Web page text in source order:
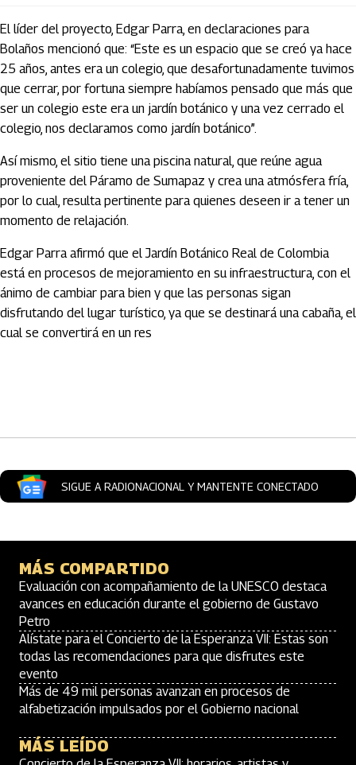
El líder del proyecto, Edgar Parra, en declaraciones para
Bolaños mencionó que: “Este es un espacio que se creó ya hace
25 años, antes era un colegio, que desafortunadamente tuvimos
que cerrar, por fortuna siempre habíamos pensado que más que
ser un colegio este era un jardín botánico y una vez cerrado el
colegio, nos declaramos como jardín botánico”.
Así mismo, el sitio tiene una piscina natural, que reúne agua
proveniente del Páramo de Sumapaz y crea una atmósfera fría,
por lo cual, resulta pertinente para quienes deseen ir a tener un
momento de relajación.
Edgar Parra afirmó que el Jardín Botánico Real de Colombia
está en procesos de mejoramiento en su infraestructura, con el
ánimo de cambiar para bien y que las personas sigan
disfrutando del lugar turístico, ya que se destinará una cabaña, el
cual se convertirá en un res
SIGUE A RADIONACIONAL Y MANTENTE CONECTADO
MÁS COMPARTIDO
Evaluación con acompañamiento de la UNESCO destaca
avances en educación durante el gobierno de Gustavo
Petro
Alístate para el Concierto de la Esperanza VII: Estas son
todas las recomendaciones para que disfrutes este
evento
Más de 49 mil personas avanzan en procesos de
alfabetización impulsados por el Gobierno nacional
MÁS LEÍDO